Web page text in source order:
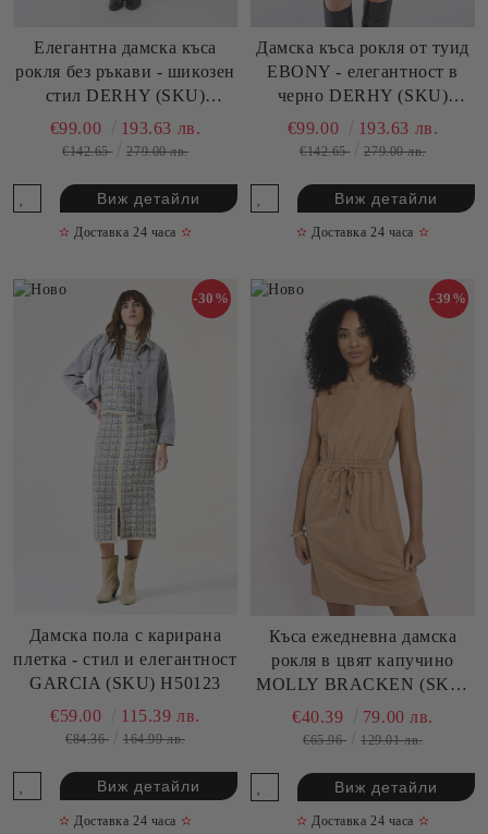
Елегантна дамска къса
рокля без ръкави - шикозен
стил DERHY (SKU)
A515000.
€99.00 193.63 лв.
€142.65 279.00 лв.
Виж детайли
✫ Доставка 24 часа ✫
Дамска къса рокля от туид
EBONY - елегантност в
черно DERHY (SKU)
A515000
€99.00 193.63 лв.
€142.65 279.00 лв.
Виж детайли
✫ Доставка 24 часа ✫
Дамска пола с карирана
плетка - стил и елегантност
GARCIA (SKU) H50123
-30%
€59.00 115.39 лв.
€84.36 164.99 лв.
Виж детайли
✫ Доставка 24 часа ✫
Къса ежедневна дамска
рокля в цвят капучино
MOLLY BRACKEN (SKU)
HAR108BE
-39%
€40.39 79.00 лв.
€65.96 129.01 лв.
Виж детайли
✫ Доставка 24 часа ✫